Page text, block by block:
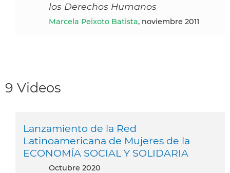
los Derechos Humanos
Marcela Peixoto Batista, noviembre 2011
9 Videos
Lanzamiento de la Red
Latinoamericana de Mujeres de la
ECONOMÍA SOCIAL Y SOLIDARIA
octubre 2020